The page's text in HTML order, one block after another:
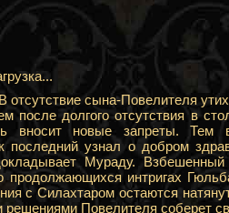
В отсутствие сына-Повелителя
после долгого отсутствия в
вносит новые запреты. Тем
последний узнал о добром
Мураду.
интригах
с Силахтаром остаются
Повелителя соберет